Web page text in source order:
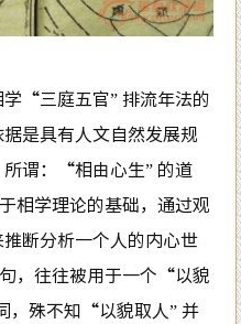
“三庭五官” 排流年法的
是具有人文自然发展规
谓：“相由心生” 的道
相学理论的基础，通过观
断分析一个人的内心世
，往往被用于一个“以貌
，殊不知“以貌取人” 并